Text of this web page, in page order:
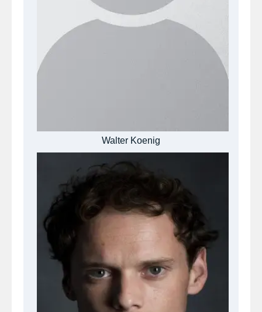
Walter Koenig